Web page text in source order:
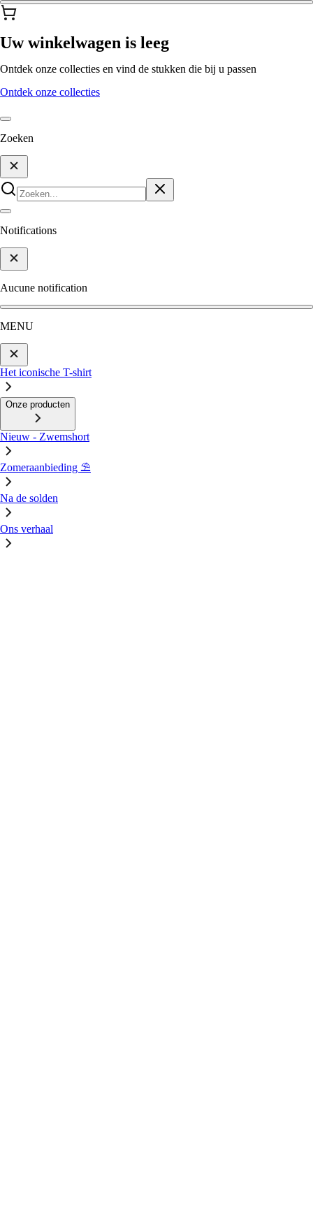
Uw winkelwagen is leeg
Ontdek onze collecties en vind de stukken die bij u passen
Ontdek onze collecties
Zoeken
Notifications
Aucune notification
MENU
Het iconische T-shirt
Onze producten
Nieuw - Zwemshort
Zomeraanbieding ⛱️
Na de solden
Ons verhaal